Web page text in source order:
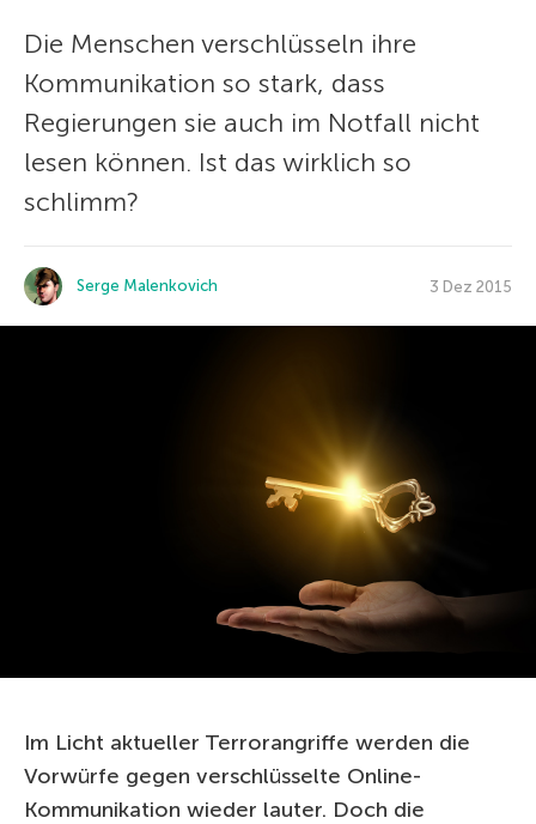
Die Menschen verschlüsseln ihre
Kommunikation so stark, dass
Regierungen sie auch im Notfall nicht
lesen können. Ist das wirklich so
schlimm?
Serge Malenkovich 3 Dez 2015
Im Licht aktueller Terrorangriffe werden die
Vorwürfe gegen verschlüsselte Online-
Kommunikation wieder lauter. Doch die